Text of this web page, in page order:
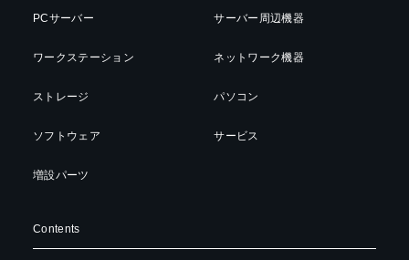
PCサーバー
ワークステーション
ストレージ
ソフトウェア
増設パーツ
サーバー周辺機器
ネットワーク機器
パソコン
サービス
Contents